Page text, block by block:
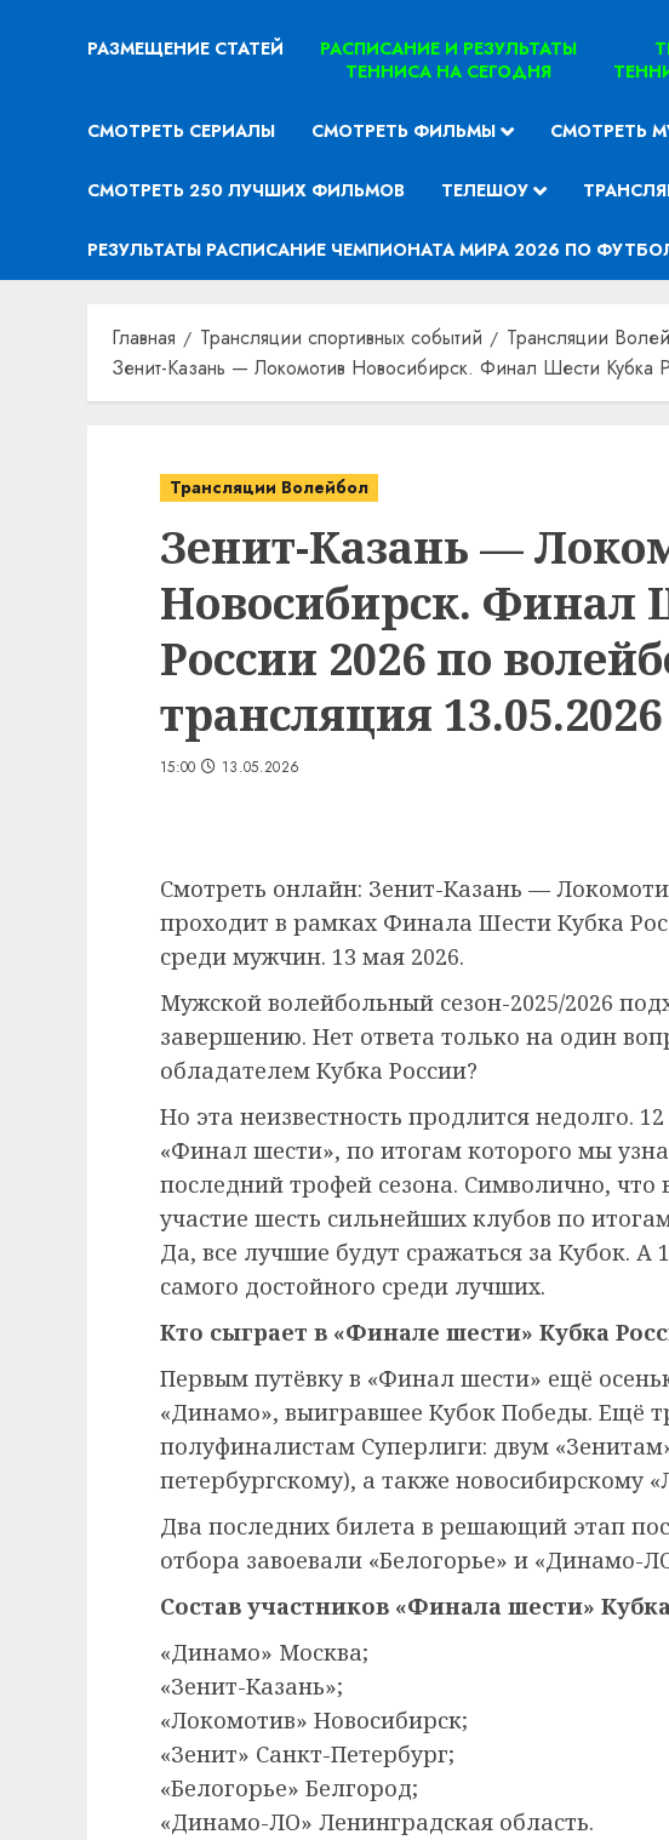
РАЗМЕЩЕНИЕ СТАТЕЙ
РАСПИСАНИЕ И РЕЗУЛЬТАТЫ
ТЕННИСА НА СЕГОДНЯ
СМОТРЕТЬ СЕРИАЛЫ СМОТРЕТЬ ФИЛЬМЫ СМОТРЕТЬ
СМОТРЕТЬ 250 ЛУЧШИХ ФИЛЬМОВ ТЕЛЕШОУ
РЕЗУЛЬТАТЫ РАСПИСАНИЕ ЧЕМПИОНАТА МИРА 2026 ПО
Главная Трансляции спортивных событий
Трансляции
Зенит-Казань — Локомотив Новосибирск. Финал Шести
Трансляции Волейбол
Зенит-Казань —
Новосибирск. Финал
России 2026 по
трансляция
15:00 13.05.2026
Смотреть онлайн: Зенит-Казань —
проходит в рамках Финала Шести Кубка
среди мужчин. 13 мая 2026.
Мужской волейбольный сезон-2025/2026
завершению. Нет ответа только на один
обладателем Кубка России?
Но эта неизвестность продлится недолго.
«Финал шести», по итогам которого мы
последний трофей сезона. Символично,
участие шесть сильнейших клубов по
Да, все лучшие будут сражаться за Кубок.
самого достойного среди лучших.
Кто сыграет в «Финале шести» Кубка
Первым путёвку в «Финал шести» ещё
«Динамо», выигравшее Кубок Победы. Ещё
полуфиналистам Суперлиги: двум
петербургскому), а также новосибирскому
Два последних билета в решающий этап
отбора завоевали «Белогорье» и «Динамо-
Cостав участников «Финала шести»
«Динамо» Москва;
«Зенит-Казань»;
«Локомотив» Новосибирск;
«Зенит» Санкт-Петербург;
«Белогорье» Белгород;
«Динамо-ЛО» Ленинградская область.